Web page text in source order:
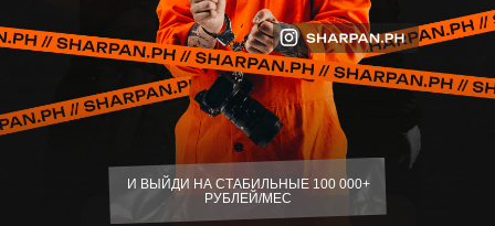
И ВЫЙДИ НА СТАБИЛЬНЫЕ 100 000+
РУБЛЕЙ/МЕС